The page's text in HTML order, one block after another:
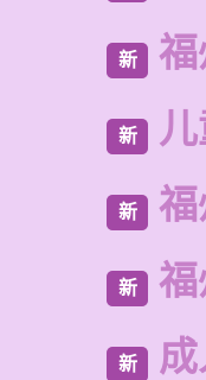
新
新
新
新
新